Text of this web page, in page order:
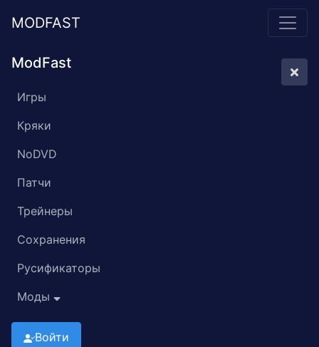
MODFAST
ModFast
Игры
Кряки
NoDVD
Патчи
Трейнеры
Сохранения
Русификаторы
Моды
Войти